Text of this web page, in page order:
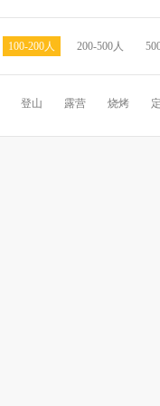
100-200人 200-500人
登山 露营 烧烤